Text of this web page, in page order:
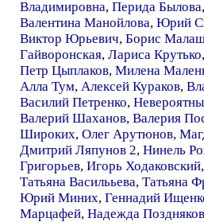
Владимировна, Перида Былова,
Валентина Манойлова, Юрий
Виктор Юрьевич, Борис
Гайворонская, Лариса Крутько,
Петр Цыплаков, Милена
Алла Тум, Алексей Кураков,
Василий Петренко,
Валерий Шаханов, Валерия
Широких, Олег Арутюнов,
Дмитрий Ляпунов 2, Нинель
Григорьев, Игорь Ходаковский,
Татьяна Василььева, Татьяна
Юрий Миних, Геннадий
Марцафей, Надежда